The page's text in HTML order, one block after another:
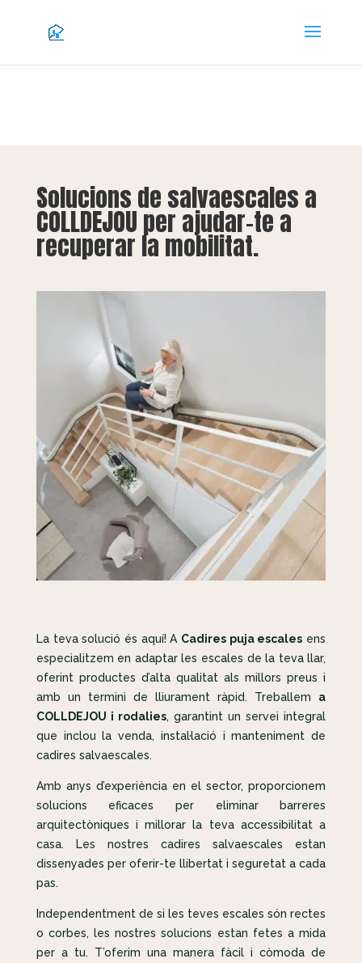
Solucions de salvaescales a
COLLDEJOU per ajudar-te a
recuperar la mobilitat.
La teva solució és aquí! A Cadires puja escales ens
especialitzem en adaptar les escales de la teva llar,
oferint productes d’alta qualitat als millors preus i
amb un termini de lliurament ràpid. Treballem a
COLLDEJOU i rodalies, garantint un servei integral
que inclou la venda, instal·lació i manteniment de
cadires salvaescales.
Amb anys d’experiència en el sector, proporcionem
solucions eficaces per eliminar barreres
arquitectòniques i millorar la teva accessibilitat a
casa. Les nostres cadires salvaescales estan
dissenyades per oferir-te llibertat i seguretat a cada
pas.
Independentment de si les teves escales són rectes
o corbes, les nostres solucions estan fetes a mida
per a tu. T’oferim una manera fàcil i còmoda de